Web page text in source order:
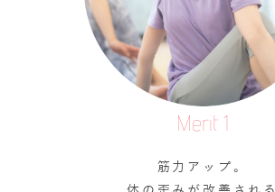
Merit 1
筋力アップ。